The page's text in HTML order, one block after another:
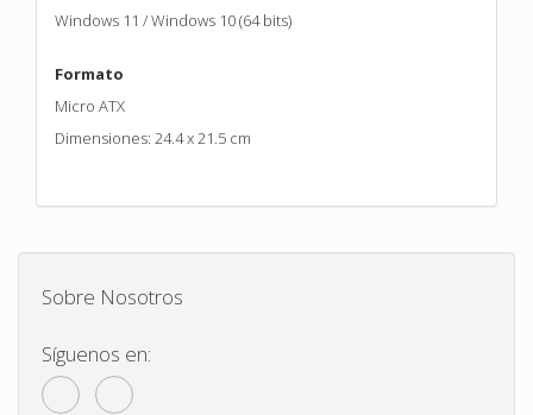
Windows 11 / Windows 10 (64 bits)
Formato
Micro ATX
Dimensiones: 24.4 x 21.5 cm
Sobre Nosotros
Síguenos en: